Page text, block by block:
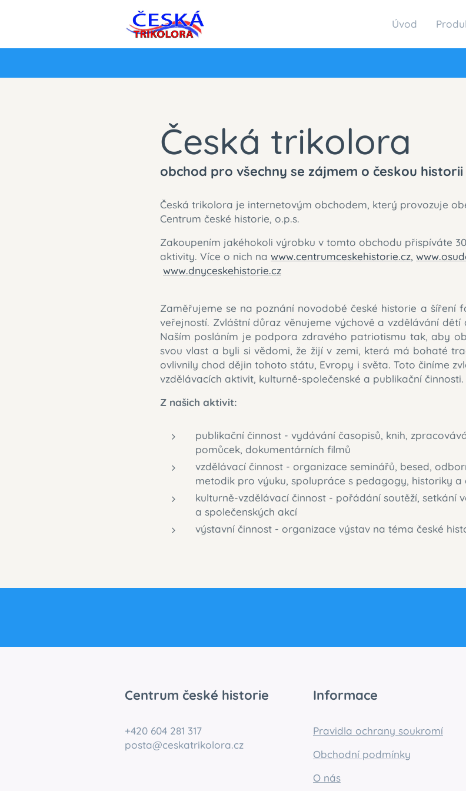
Úvod
Česká trikolora
obchod pro všechny se zájmem o českou historii
Česká trikolora je internetovým obchodem, který provozuje
Centrum české historie, o.p.s.
Zakoupením jakéhokoli výrobku v tomto obchodu přispíváte
aktivity. Více o nich na www.centrumceskehistorie.cz,
www.dnyceskehistorie.cz
Zaměřujeme se na poznání novodobé české historie a šíření
veřejností. Zvláštní důraz věnujeme výchově a vzdělávání
Naším posláním je podpora zdravého patriotismu tak, aby
svou vlast a byli si vědomi, že žijí v zemi, která má bohaté
ovlivnily chod dějin tohoto státu, Evropy i světa. Toto činíme
vzdělávacích aktivit, kulturně-společenské a publikační činnosti.
Z našich aktivit:
publikační činnost - vydávání časopisů, knih,
pomůcek, dokumentárních filmů
vzdělávací činnost - organizace seminářů, besed,
metodik pro výuku, spolupráce s pedagogy, historiky
kulturně-vzdělávací činnost - pořádání soutěží, setkání
a společenských akcí
výstavní činnost - organizace výstav na téma české
Centrum české historie
+420 604 281 317
posta@ceskatrikolora.cz
Informace
Pravidla ochrany soukromí
Obchodní podmínky
O nás